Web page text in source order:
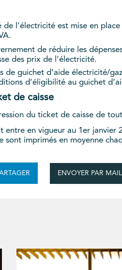
l’électricité est mise en
de réduire les
des prix de l’électricité.
de guichet d’aide électricité/
d’éligibilité au guichet
de caisse
du ticket de caisse de
en vigueur au 1er
sont imprimés en moyenne
ENVOYER PAR MAIL